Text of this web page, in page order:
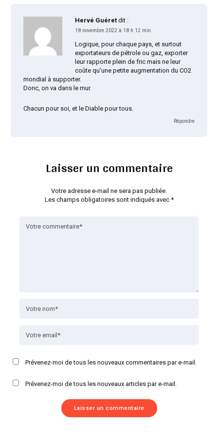
Hervé Guéret dit :
18 novembre 2022 à 18 h 12 min
Logique, pour chaque pays, et surtout
exportateurs de pétrole ou gaz, exporter
leur rapporte plein de fric mais ne leur
coûte qu’une petite augmentation du CO2
mondial à supporter.
Donc, on va dans le mur.
Chacun pour soi, et le Diable pour tous.
Répondre
Laisser un commentaire
Votre adresse e-mail ne sera pas publiée.
Les champs obligatoires sont indiqués avec *
Prévenez-moi de tous les nouveaux commentaires par e-mail.
Prévenez-moi de tous les nouveaux articles par e-mail.